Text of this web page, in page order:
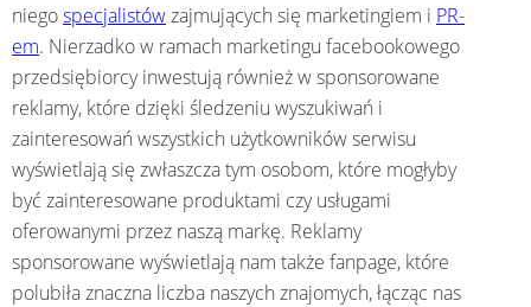
niegospecjalistówzajmujących się marketingiem i PR-
em. Nierzadko w ramach marketingu facebookowego
przedsiębiorcy inwestują również w sponsorowane
reklamy, które dzięki śledzeniu wyszukiwań i
zainteresowań wszystkich użytkowników serwisu
wyświetlają się zwłaszcza tym osobom, które mogłyby
być zainteresowane produktami czy usługami
oferowanymi przez naszą markę. Reklamy
sponsorowane wyświetlają nam także fanpage, które
polubiła znaczna liczba naszych znajomych, łącząc nas